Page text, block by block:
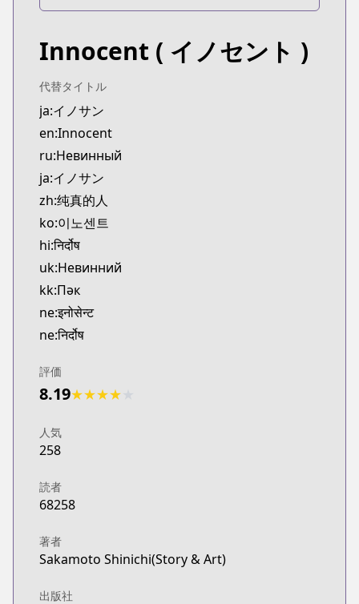
eBookJapan
Official Raw
https://youngjump.jp/innocent/
Kitsu
Kitsu
CDJapan
CDJapan
https://www.anime-planet.com/manga/https://
MangaUpdates
MangaUpdates
https://www.mangaupdates.com/
Book☆Walker
https://bookwalker.jp/series/16067/list
Official English
https://www.darkhorse.com/Books/3007-204/
Innocent ( イノセント )
代替タイトル
ja:イノサン
en:Innocent
ru:Невинный
ja:イノサン
zh:纯真的人
ko:이노센트
hi:निर्दोष
uk:Невинний
kk:Пәк
ne:इनोसेन्ट
ne:निर्दोष
評価
8.19★★★★
人気
258
読者
68258
著者
Sakamoto Shinichi(Story & Art)
出版社